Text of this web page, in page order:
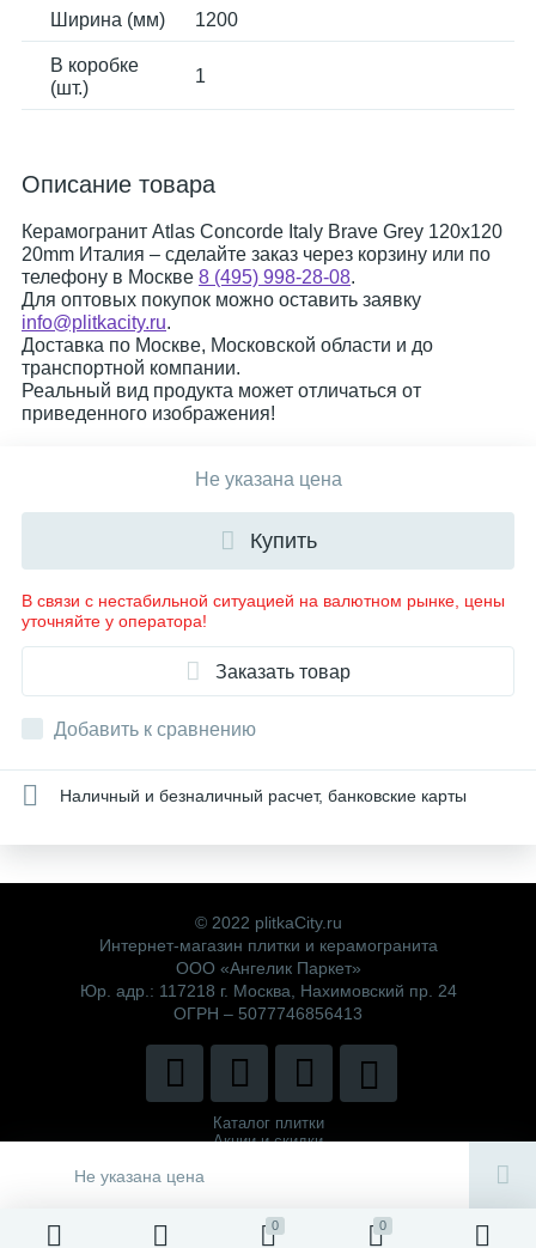
0 0
Ширина (мм) 1200
В коробке
(шт.)
1
Описание товара
Керамогранит Atlas Concorde Italy Brave Grey 120x120
20mm Италия – сделайте заказ через корзину или по
телефону в Москве 8 (495) 998-28-08.
Для оптовых покупок можно оставить заявку
info@plitkacity.ru.
Доставка по Москве, Московской области и до
транспортной компании.
Реальный вид продукта может отличаться от
приведенного изображения!
Не указана цена
Не указана цена
Купить
В связи с нестабильной ситуацией на валютном рынке, цены
уточняйте у оператора!
Заказать товар
Добавить к сравнению
Наличный и безналичный расчет, банковские карты
© 2022 plitkaCity.ru
Интернет-магазин плитки и керамогранита
ООО «Ангелик Паркет»
Юр. адр.: 117218 г. Москва, Нахимовский пр. 24
ОГРН – 5077746856413
Каталог плитки
Акции и скидки